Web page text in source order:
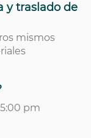
y traslado de
mismos
pm